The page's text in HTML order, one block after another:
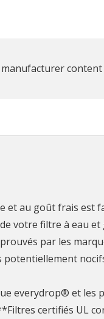
et au goût frais
votre filtre à eau
par les
potentiellement
everydrop® et
certifiés UL